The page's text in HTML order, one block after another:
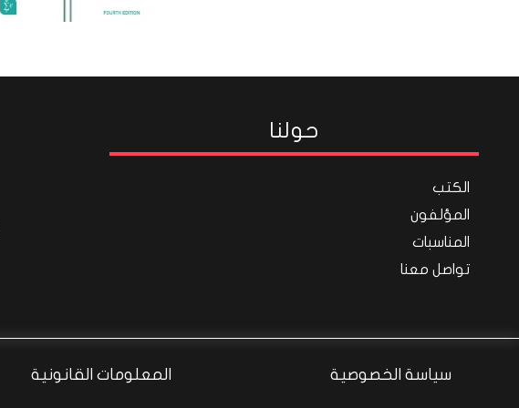
حولنا
الكتب
المؤلفون
المناسبات
تواصل معنا
سياسة الخصوصية المعلومات القانونية